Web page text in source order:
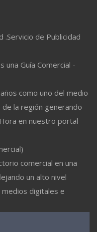
.Servicio de Publicidad
una Guía Comercial -
como uno del medio
la región generando
en nuestro portal
comercial en una
un alto nivel
digitales e